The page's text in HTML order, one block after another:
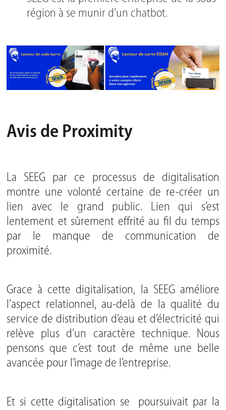
région à se munir d’un chatbot.
Avis de Proximity
La SEEG par ce processus de digitalisation
montre une volonté certaine de re-créer un
lien avec le grand public. Lien qui s’est
lentement et sûrement effrité au fil du temps
par le manque de communication de
proximité.
Grace à cette digitalisation, la SEEG améliore
l’aspect relationnel, au-delà de la qualité du
service de distribution d’eau et d’électricité qui
relève plus d’un caractère technique. Nous
pensons que c’est tout de même une belle
avancée pour l’image de l’entreprise.
Et si cette digitalisation se poursuivait par la